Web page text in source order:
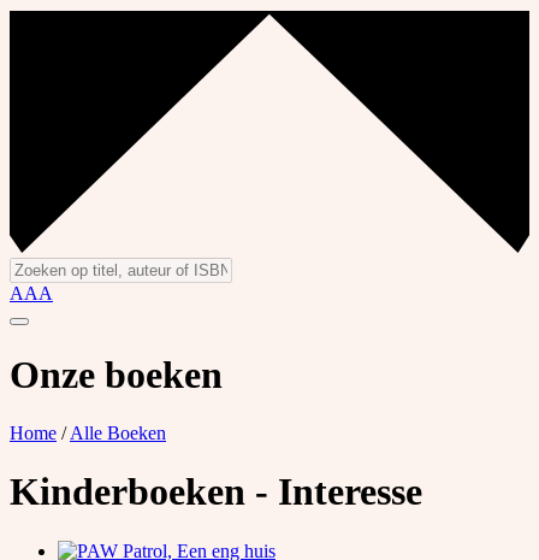
AAA
Onze boeken
Home /Alle Boeken
Kinderboeken - Interesse